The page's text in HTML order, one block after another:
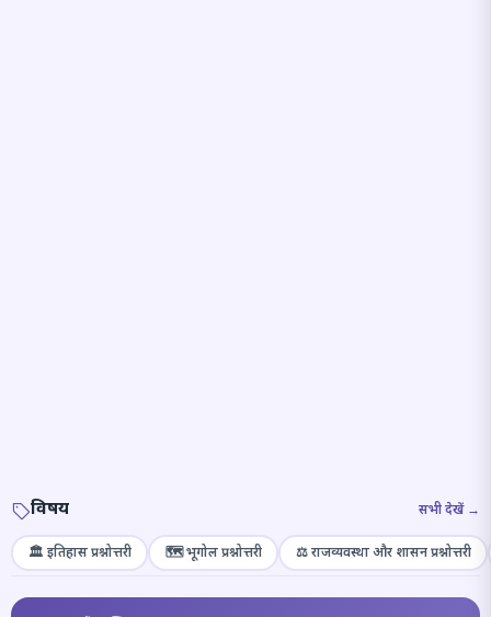
विषय सभी देखें →
🏛️ इतिहास प्रश्नोत्तरी 🗺️ भूगोल प्रश्नोत्तरी ⚖️ राजव्यवस्था और शासन प्रश्नोत्तरी